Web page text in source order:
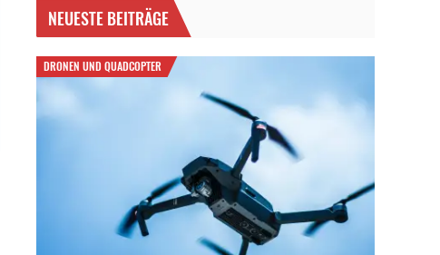
NEUESTE BEITRÄGE
DRONEN UND QUADCOPTER